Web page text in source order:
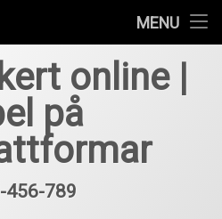
MENU
online |
på
456-789